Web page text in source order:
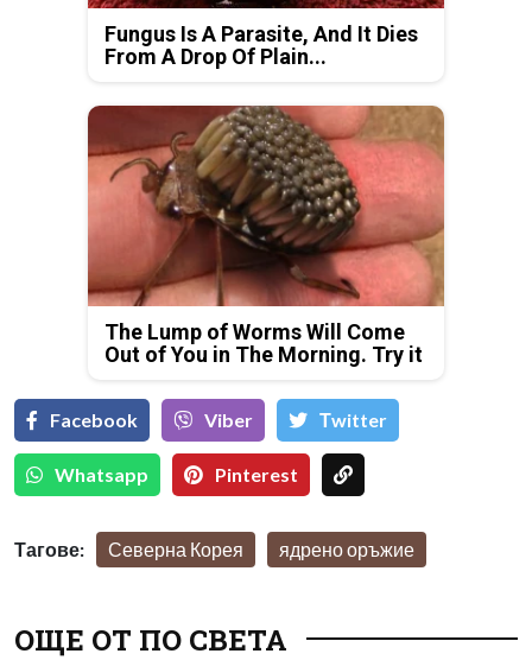
Fungus Is A Parasite, And It Dies
From A Drop Of Plain...
The Lump of Worms Will Come
Out of You in The Morning. Try it
Facebook Viber Тwitter
Whatsapp Pinterest
Тагове: Северна Корея ядрено оръжие
ОЩЕ ОТ ПО СВЕТА